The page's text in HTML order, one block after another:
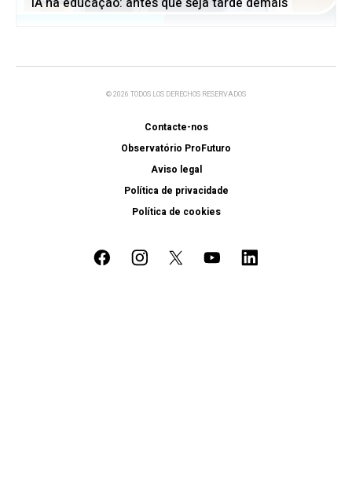
© 2026 TODOS LOS DERECHOS RESERVADOS
Contacte-nos
Observatório ProFuturo
Aviso legal
Política de privacidade
Política de cookies